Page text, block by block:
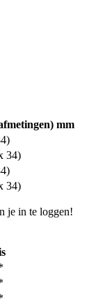
mm
34)
34)
je in te loggen!